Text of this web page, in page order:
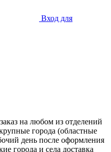
Вход для
на любом из отделений
города (областные
день после оформления
города и села доставка